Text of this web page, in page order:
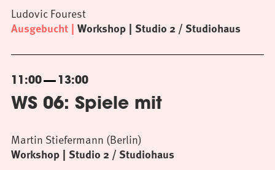
Ausgebucht Workshop Studio 2 / Studiohaus
Ludovic Fourest
11:00 13:00
WS 06: Spiele mit
Workshop Studio 2 / Studiohaus
Martin Stiefermann (Berlin)